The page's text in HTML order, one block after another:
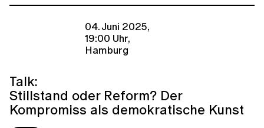
04. Juni 2025,
19:00 Uhr,
Hamburg
Talk:
Stillstand oder Reform? Der
Kompromiss als demokratische Kunst